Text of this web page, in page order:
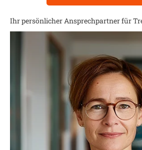
Ihr persönlicher Ansprechpartner für